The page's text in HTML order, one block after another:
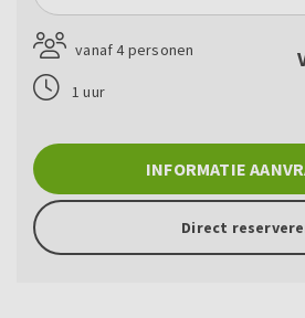
vanaf 4 personen
1 uur
INFORMATIE
Direct